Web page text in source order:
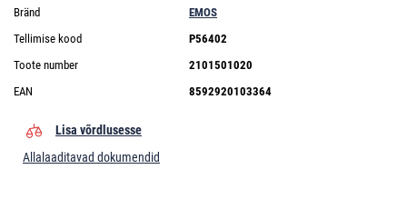
Bränd
EMOS
Tellimise kood
P56402
Toote number
2101501020
EAN
8592920103364
Lisa võrdlusesse
Allalaaditavad dokumendid